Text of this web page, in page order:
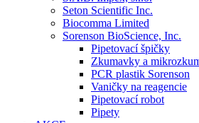
Seton Scientific Inc.
Biocomma Limited
Sorenson BioScience, Inc.
Pipetovací špičky
Zkumavky a
PCR plastik Sorenson
Vaničky na reagencie
Pipetovací robot
Pipety